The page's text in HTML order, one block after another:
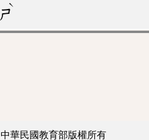
ㄕ
ˋ
中華民國教育部版權所有